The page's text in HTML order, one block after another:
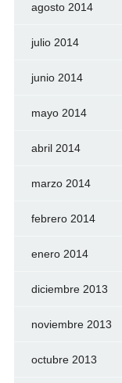
agosto 2014
julio 2014
junio 2014
mayo 2014
abril 2014
marzo 2014
febrero 2014
enero 2014
diciembre 2013
noviembre 2013
octubre 2013